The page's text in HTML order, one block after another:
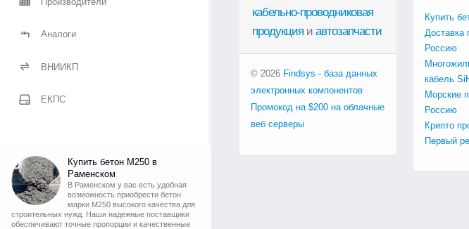
Аналоги
ВНИИКП
ЕКПС
Купить бетон М250 в
Раменском
В Раменском у вас есть удобная
возможность приобрести бетон
марки М250 высокого качества для
строительных нужд. Наши надежные поставщики
обеспечивают точные пропорции и качественные
кабельно-проводниковая
продукция и автозапчасти
© 2026 Findsys - база данных
электронных компонентов
Промокод на $200 на облачные
веб серверы
Купить
Доставка
Россию
кабель
Морские
Россию
Крипто
Первый